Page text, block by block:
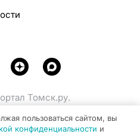
Томск.ру.
связи и массовых
пользоваться сайтом, вы
конфиденциальности и